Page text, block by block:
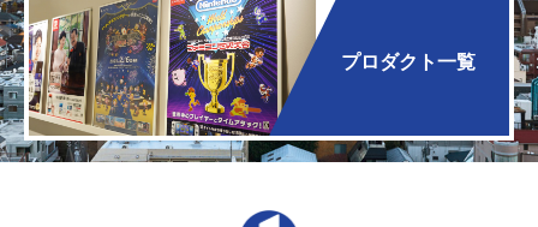
プロダクト一覧